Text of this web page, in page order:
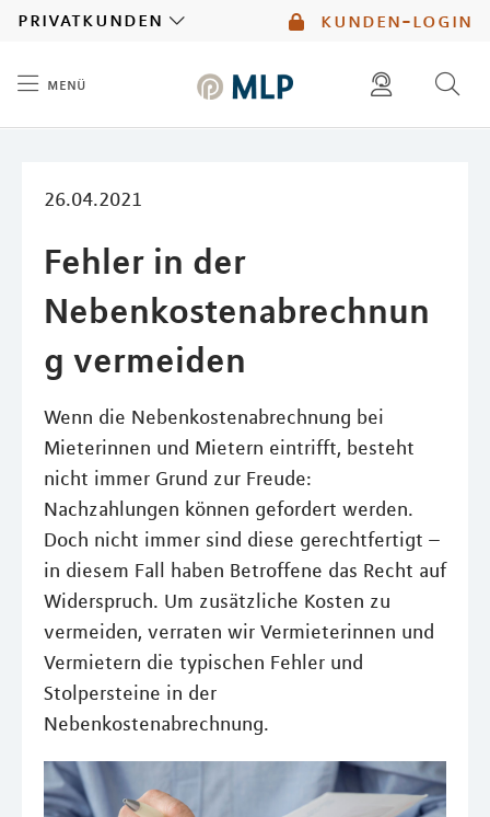
kunden-login
privatkunden
menü
26.04.2021
Fehler in der
Nebenkostenabrechnun
g vermeiden
Wenn die Nebenkostenabrechnung bei
Mieterinnen und Mietern eintrifft, besteht
nicht immer Grund zur Freude:
Nachzahlungen können gefordert werden.
Doch nicht immer sind diese gerechtfertigt –
in diesem Fall haben Betroffene das Recht auf
Widerspruch. Um zusätzliche Kosten zu
vermeiden, verraten wir Vermieterinnen und
Vermietern die typischen Fehler und
Stolpersteine in der
Nebenkostenabrechnung.